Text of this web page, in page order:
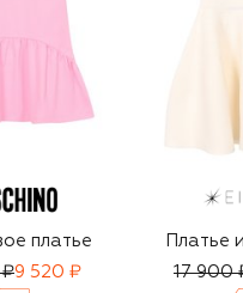
платье
₽9 520 ₽
Платье
17 900